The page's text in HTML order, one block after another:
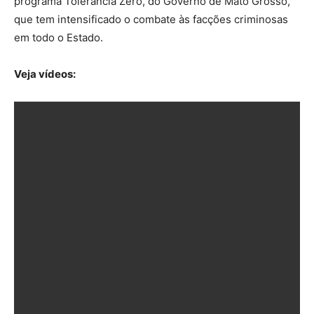
que tem intensificado o combate às facções criminosas
em todo o Estado.
Veja vídeos: